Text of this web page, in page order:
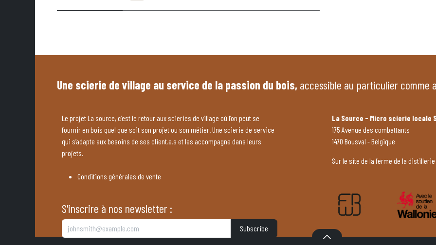
Une scierie de village au service de la passion du bois, accessible au particulier comme
Le projet La source, c’est le retour aux scieries de village où l’on peut se
fournir en bois quel que soit son projet ou son métier. Une scierie de service
qui s’adapte aux besoins de ses client.e.s et les accompagne dans leurs
projets.
Conditions générales de vente
S'inscrire à nos newsletter :
Subscribe
La Source - Micro scierie locale
175 Avenue des combattants
1470 Bousval - Belgique
Sur le site de la ferme de la distillerie